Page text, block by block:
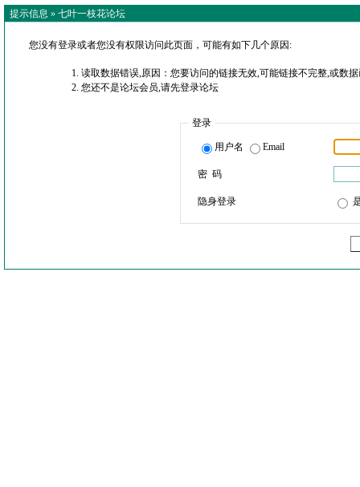
提示信息 » 七叶一枝花论坛
您没有登录或者您没有权限访问此页面，可能有如下几个原因:
读取数据错误,原因：您要访问的链接无效,可能链接不完整,或数
您还不是论坛会员,请先登录论坛
登录
用户名 Email
密 码
隐身登录